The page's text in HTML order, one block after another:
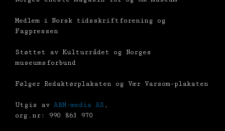
Medlem i Norsk tidsskriftforening og
Fagpressen
Støttet av Kulturrådet og Norges
museumsforbund
Følger Redaktørplakaten og Vær Varsom-plakaten
Utgis av ABM-media AS ,
org.nr: 990 863 970